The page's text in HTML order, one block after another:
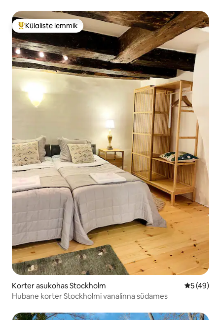
Külaliste suur lemmik
Külaliste lemmik
Korter asukohas Stockholm Keskmine
5 (49)
Hubane korter Stockholmi vanalinna südames